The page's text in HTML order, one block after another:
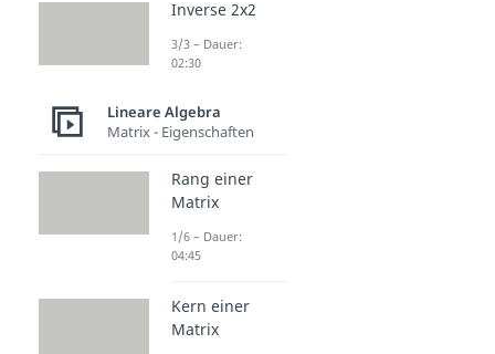
Inverse 2x2
3/3 – Dauer:
02:30
Lineare Algebra
Matrix - Eigenschaften
Rang einer
Matrix
1/6 – Dauer:
04:45
Kern einer
Matrix